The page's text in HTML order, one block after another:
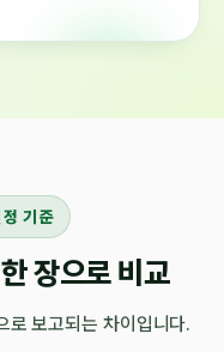
기준
장으로 비교
로 보고되는 차이입니다.